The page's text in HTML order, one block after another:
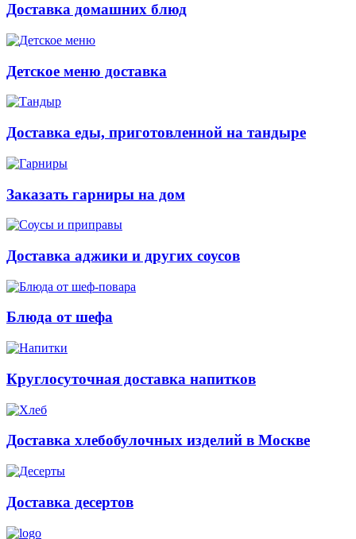
Доставка домашних блюд
Детское меню доставка
Доставка еды, приготовленной на тандыре
Заказать гарниры на дом
Доставка аджики и других соусов
Блюда от шефа
Круглосуточная доставка напитков
Доставка хлебобулочных изделий в Москве
Доставка десертов